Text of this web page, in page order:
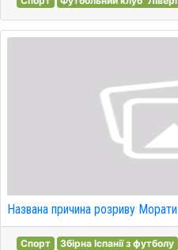
Названа причина розриву
Спорт Збірна Іспанії з футболу